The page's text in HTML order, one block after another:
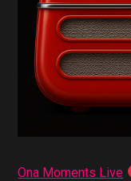
Ona Moments Live